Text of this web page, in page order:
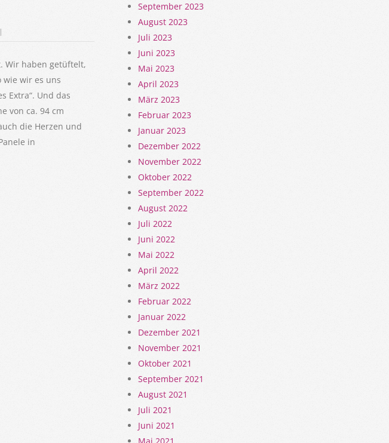
Wir haben getüftelt,
wie wir es uns
Extra“. Und das
von ca. 94 cm
die Herzen und
in
September 2023
August 2023
Juli 2023
Juni 2023
Mai 2023
April 2023
März 2023
Februar 2023
Januar 2023
Dezember 2022
November 2022
Oktober 2022
September 2022
August 2022
Juli 2022
Juni 2022
Mai 2022
April 2022
März 2022
Februar 2022
Januar 2022
Dezember 2021
November 2021
Oktober 2021
September 2021
August 2021
Juli 2021
Juni 2021